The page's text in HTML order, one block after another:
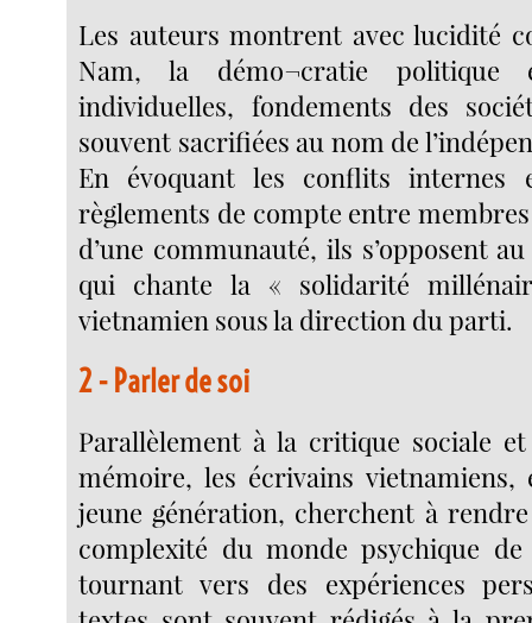
Les auteurs montrent avec lucidité
Nam, la démo¬cratie politique
individuelles, fondements des
souvent sacrifiées au nom de
En évoquant les conflits internes
règlements de compte entre
d’une communauté, ils s’opposent
qui chante la « solidarité
vietnamien sous la direction du parti.
2 - Parler de soi
Parallèlement à la critique sociale
mémoire, les écrivains
jeune génération, cherchent à
complexité du monde psychique
tournant vers des expériences